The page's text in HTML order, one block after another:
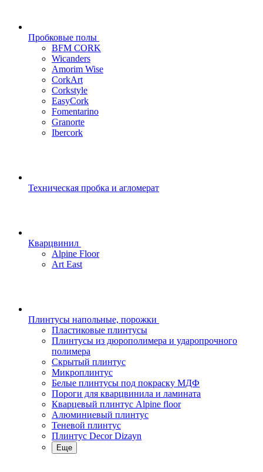
Пробковые полы
BFM CORK
Wicanders
Amorim Wise
CorkArt
Corkstyle
EasyCork
Fomentarino
Granorte
Ibercork
Техническая пробка и агломерат
Кварцвинил
Alpine Floor
Art East
Плинтусы напольные, порожки
Пластиковые плинтусы
Плинтусы из дюрополимера и ударопрочного
полимера
Скрытый плинтус
Микроплинтус
Белые плинтусы под покраску МДФ
Пороги для кварцвинила и ламината
Кварцевый плинтус Alpine floor
Алюминиевый плинтус
Теневой плинтус
Плинтус Decor Dizayn
Еще